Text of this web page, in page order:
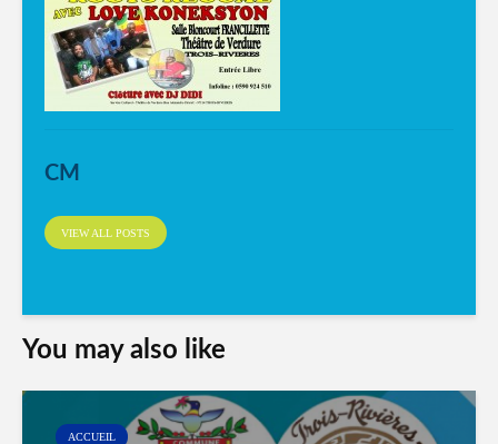
CM
VIEW ALL POSTS
You may also like
ACCUEIL